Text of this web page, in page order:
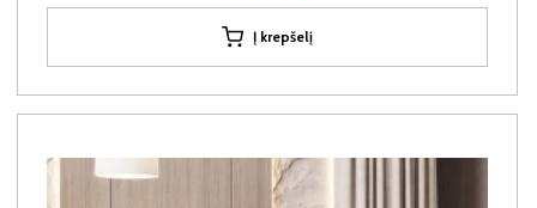
Į krepšelį